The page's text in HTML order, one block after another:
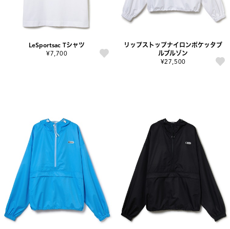
LeSportsac Tシャツ
¥7,700
リップストップナイロンポケッタブ
ルブルゾン
¥27,500